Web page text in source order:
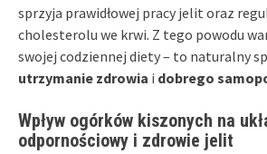
sprzyja prawidłowej pracy jelit oraz
cholesterolu we krwi. Z tego powodu
swojej codziennej diety – to naturalny
utrzymanie zdrowia i dobrego
Wpływ ogórków kiszonych na
odpornościowy i zdrowie jelit